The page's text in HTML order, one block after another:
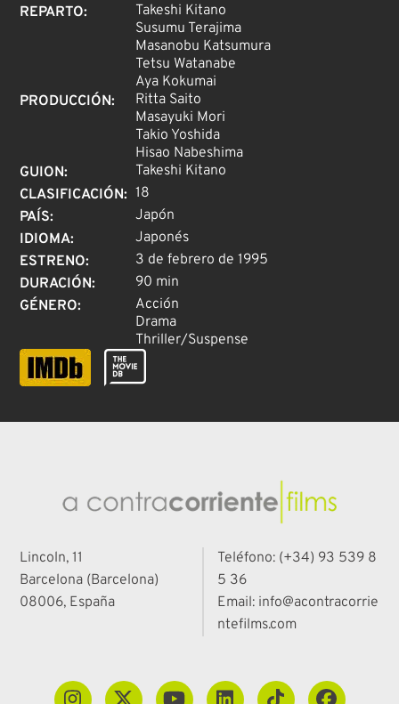
REPARTO:
Takeshi Kitano
Susumu Terajima
Masanobu Katsumura
Tetsu Watanabe
Aya Kokumai
PRODUCCIÓN:
Ritta Saito
Masayuki Mori
Takio Yoshida
Hisao Nabeshima
GUION:
Takeshi Kitano
CLASIFICACIÓN: 18
PAÍS:
Japón
IDIOMA:
Japonés
ESTRENO:
3 de febrero de 1995
DURACIÓN:
90 min
GÉNERO:
Acción
Drama
Thriller/Suspense
Lincoln, 11
Barcelona (Barcelona)
08006, España
Teléfono: (+34) 93 539 8
5 36
Email: info@acontracorrie
ntefilms.com